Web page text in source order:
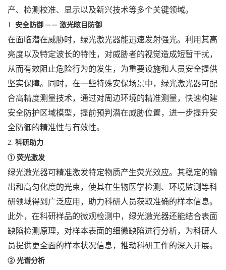
产、检测校准、显示以及新兴技术等多个关键领域。
1. 安全防御 —— 激光眩目防御
在面临潜在威胁时，绿光激光器能迅速发射强光。利用其高
亮度以及特定波长的特性，对威胁者的视觉造成短暂干扰，
从而有效阻止危险行为的发生，为重要设施和人员安全提供
坚实保障。同时，在一些特殊安保场景中，绿光激光器可配
合高精度测量技术，通过对周边环境的精准测量，快速构建
安全防护区域模型，提前预判潜在威胁位置，进一步提升安
全防御的精准性与有效性。
2. 科研助力
① 荧光激发
绿光激光器可精准激发特定物质产生荧光效应。其稳定的输
出和高匀化度的光束，使其在生物医学检测、环境监测等科
研领域得到广泛应用，助力科研人员获取准确的样本信息。
此外，在科研样品的微观检测中，绿光激光器还能结合表面
缺陷检测原理，对样本表面的细微缺陷进行分析，为科研人
员提供更全面的样本状况信息，推动科研工作的深入开展。
② 光谱分析